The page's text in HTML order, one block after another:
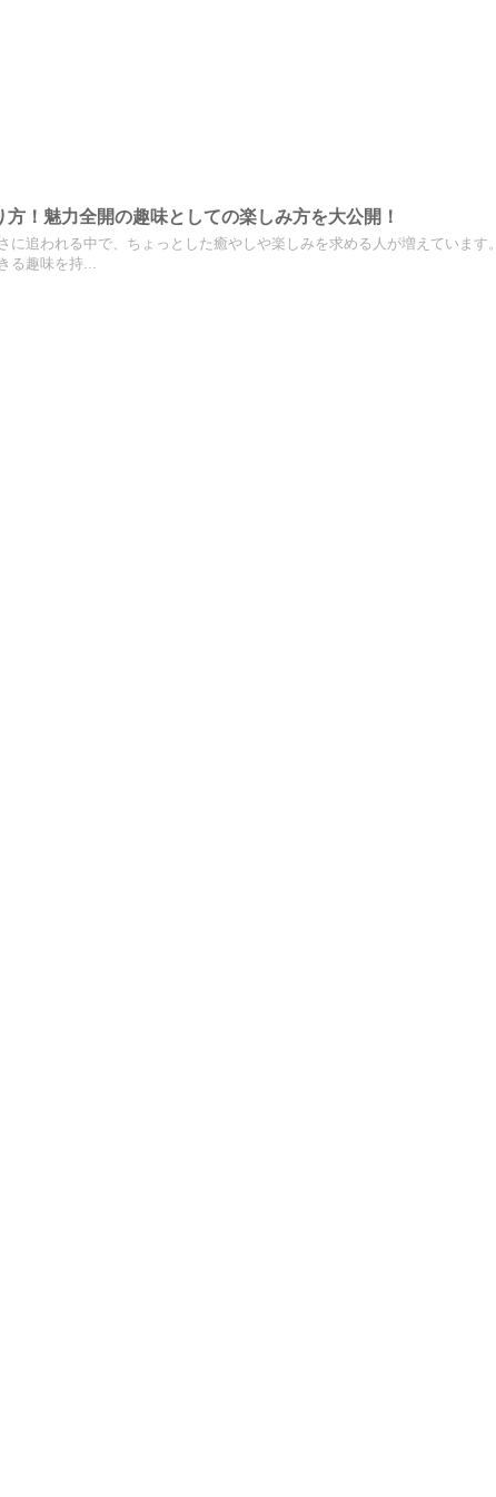
方！魅力全開の趣味としての楽しみ方を大公開！
に追われる中で、ちょっとした癒やしや楽しみを求める人が増えています。
る趣味を持...